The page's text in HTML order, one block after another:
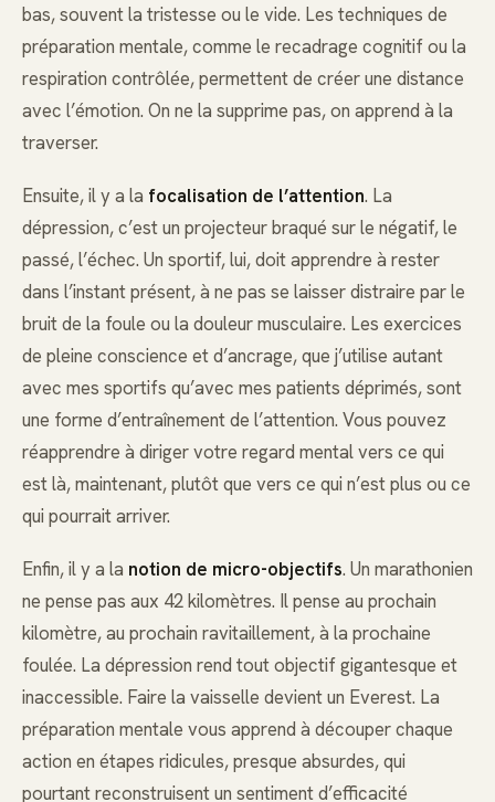
bas, souvent la tristesse ou le vide. Les techniques de
préparation mentale, comme le recadrage cognitif ou la
respiration contrôlée, permettent de créer une distance
avec l’émotion. On ne la supprime pas, on apprend à la
traverser.
Ensuite, il y a la focalisation de l’attention. La
dépression, c’est un projecteur braqué sur le négatif, le
passé, l’échec. Un sportif, lui, doit apprendre à rester
dans l’instant présent, à ne pas se laisser distraire par le
bruit de la foule ou la douleur musculaire. Les exercices
de pleine conscience et d’ancrage, que j’utilise autant
avec mes sportifs qu’avec mes patients déprimés, sont
une forme d’entraînement de l’attention. Vous pouvez
réapprendre à diriger votre regard mental vers ce qui
est là, maintenant, plutôt que vers ce qui n’est plus ou ce
qui pourrait arriver.
Enfin, il y a la notion de micro-objectifs. Un marathonien
ne pense pas aux 42 kilomètres. Il pense au prochain
kilomètre, au prochain ravitaillement, à la prochaine
foulée. La dépression rend tout objectif gigantesque et
inaccessible. Faire la vaisselle devient un Everest. La
préparation mentale vous apprend à découper chaque
action en étapes ridicules, presque absurdes, qui
pourtant reconstruisent un sentiment d’efficacité